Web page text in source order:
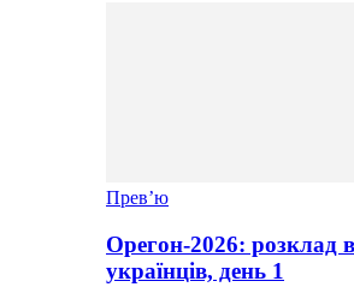
Прев’ю
Орегон-2026: розклад
українців, день 1